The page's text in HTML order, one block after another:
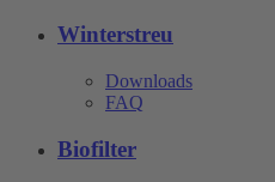
Winterstreu
Downloads
FAQ
Biofilter